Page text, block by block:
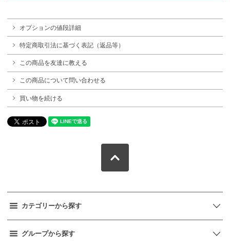
オプションの値段詳細
特定商取引法に基づく表記（返品等）
この商品を友達に教える
この商品について問い合わせる
買い物を続ける
カテゴリーから探す
グループから探す